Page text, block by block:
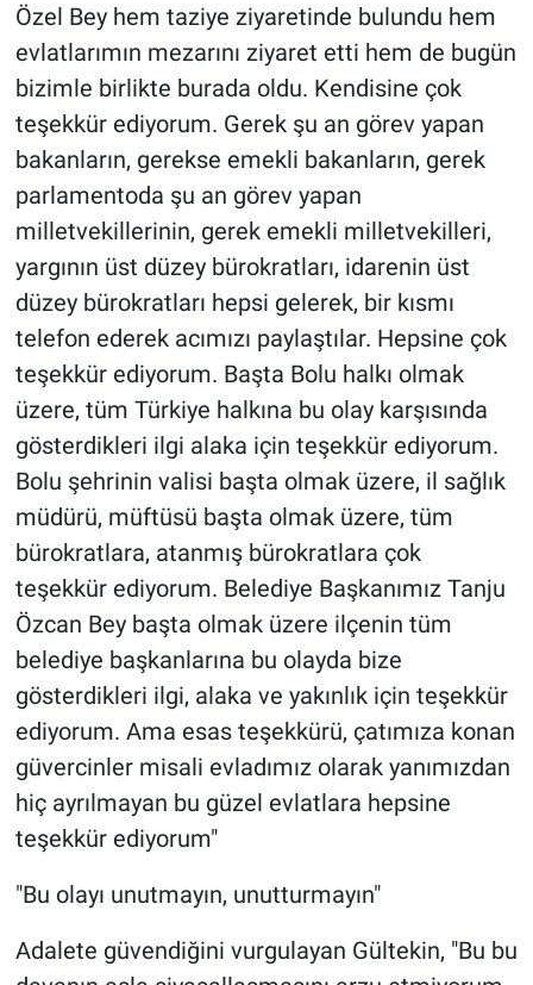
Özel Bey hem taziye ziyaretinde bulundu hem
evlatlarımın mezarını ziyaret etti hem de bugün
bizimle birlikte burada oldu. Kendisine çok
teşekkür ediyorum. Gerek şu an görev yapan
bakanların, gerekse emekli bakanların, gerek
parlamentoda şu an görev yapan
milletvekillerinin, gerek emekli milletvekilleri,
yargının üst düzey bürokratları, idarenin üst
düzey bürokratları hepsi gelerek, bir kısmı
telefon ederek acımızı paylaştılar. Hepsine çok
teşekkür ediyorum. Başta Bolu halkı olmak
üzere, tüm Türkiye halkına bu olay karşısında
gösterdikleri ilgi alaka için teşekkür ediyorum.
Bolu şehrinin valisi başta olmak üzere, il sağlık
müdürü, müftüsü başta olmak üzere, tüm
bürokratlara, atanmış bürokratlara çok
teşekkür ediyorum. Belediye Başkanımız Tanju
Özcan Bey başta olmak üzere ilçenin tüm
belediye başkanlarına bu olayda bize
gösterdikleri ilgi, alaka ve yakınlık için teşekkür
ediyorum. Ama esas teşekkürü, çatımıza konan
güvercinler misali evladımız olarak yanımızdan
hiç ayrılmayan bu güzel evlatlara hepsine
teşekkür ediyorum"
"Bu olayı unutmayın, unutturmayın"
Adalete güvendiğini vurgulayan Gültekin, "Bu bu